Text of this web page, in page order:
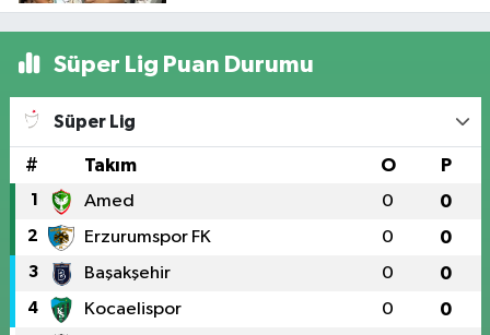
Süper Lig Puan Durumu
Süper Lig
# Takım O P
1 Amed 0 0
2 Erzurumspor FK 0 0
3 Başakşehir 0 0
4 Kocaelispor 0 0